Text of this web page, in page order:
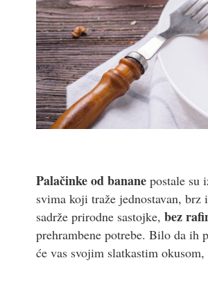
Palačinke od banane postale su
svima koji traže jednostavan,
sadrže prirodne sastojke, bez
prehrambene potrebe. Bilo da ih
će vas svojim slatkastim